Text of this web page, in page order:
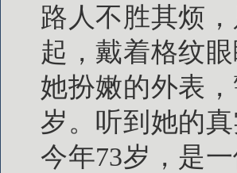
路人不胜其烦
起，戴着格纹
她扮嫩的外表
岁。听到她的
今年73岁，是